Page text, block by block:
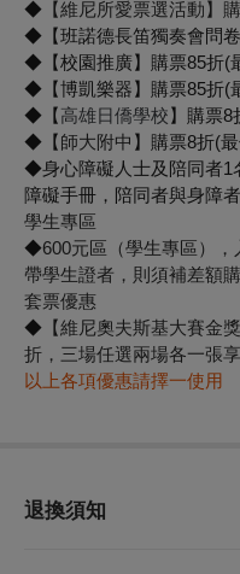
◆ 【維尼所愛票選活動】
◆【班諾德長笛獨奏會問卷
◆【校園推廣】購票85折(
◆【博凱樂器】購票85折(
◆【高雄日僑學校】購票8
◆【師大附中 】購票8折(
◆身心障礙人士及陪同者1
障礙手冊，陪同者與身障
學生專區
◆600元區（學生專區）
帶學生證者，則須補差額
套票優惠
◆ 【維尼奧夫斯基大賽金
折，三場任選兩場各一張
以上各項優惠請擇一使用
退換須知